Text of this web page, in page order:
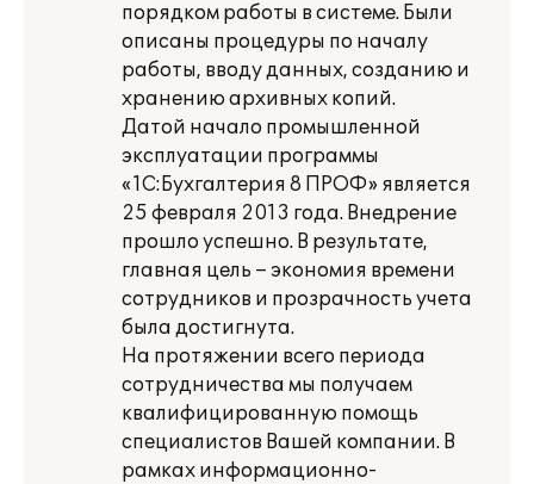
порядком работы в системе. Были
описаны процедуры по началу
работы, вводу данных, созданию и
хранению архивных копий.
Датой начало промышленной
эксплуатации программы
«1С:Бухгалтерия 8 ПРОФ» является
25 февраля 2013 года. Внедрение
прошло успешно. В результате,
главная цель – экономия времени
сотрудников и прозрачность учета
была достигнута.
На протяжении всего периода
сотрудничества мы получаем
квалифицированную помощь
специалистов Вашей компании. В
рамках информационно-